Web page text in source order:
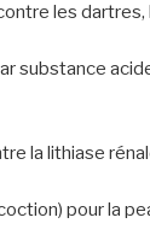
les
substance
la lithiase
pour la